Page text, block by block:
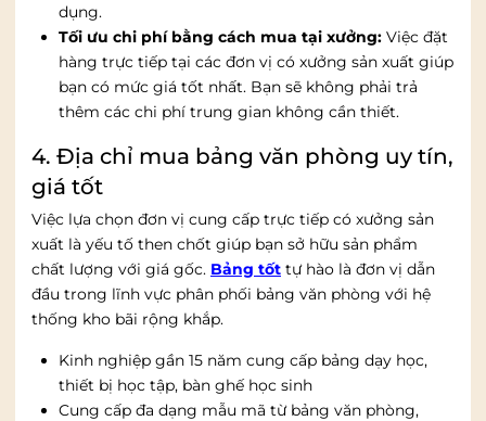
dụng.
Tối ưu chi phí bằng cách mua tại xưởng: Việc đặt
hàng trực tiếp tại các đơn vị có xưởng sản xuất giúp
bạn có mức giá tốt nhất. Bạn sẽ không phải trả
thêm các chi phí trung gian không cần thiết.
4. Địa chỉ mua bảng văn phòng uy tín,
giá tốt
Việc lựa chọn đơn vị cung cấp trực tiếp có xưởng sản
xuất là yếu tố then chốt giúp bạn sở hữu sản phẩm
chất lượng với giá gốc. Bảng tốt tự hào là đơn vị dẫn
đầu trong lĩnh vực phân phối bảng văn phòng với hệ
thống kho bãi rộng khắp.
Kinh nghiệp gần 15 năm cung cấp bảng dạy học,
thiết bị học tập, bàn ghế học sinh
Cung cấp đa dạng mẫu mã từ bảng văn phòng,